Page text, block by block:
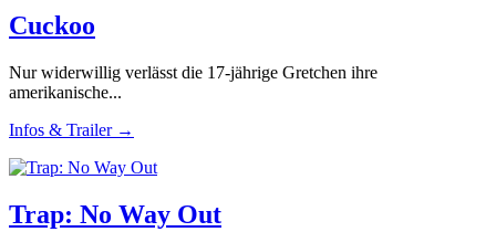
Cuckoo
Nur widerwillig verlässt die 17-jährige Gretchen ihre
amerikanische...
Infos & Trailer →
Trap: No Way Out